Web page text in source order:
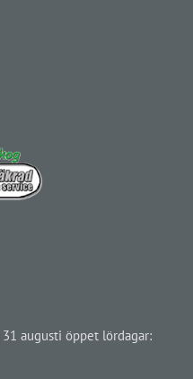
augusti öppet lördagar: